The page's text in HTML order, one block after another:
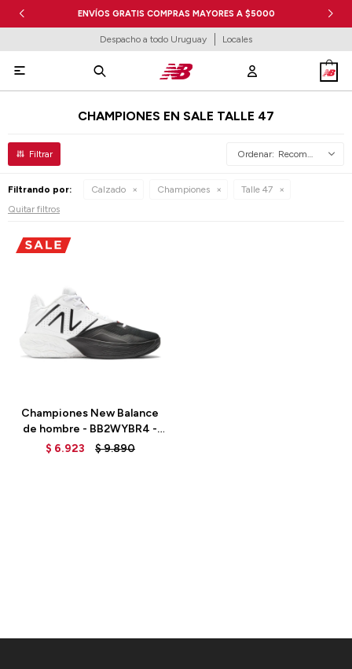
ENVÍOS GRATIS COMPRAS MAYORES A $5000
Despacho a todo Uruguay Locales

CHAMPIONES EN SALE TALLE 47
Recomendados
Filtrando por: Calzado Championes
Talle 47
Quitar filtros
Championes New Balance
de hombre - BB2WYBR4 -
OPTIC WHITE
$ 6.923 $9.890